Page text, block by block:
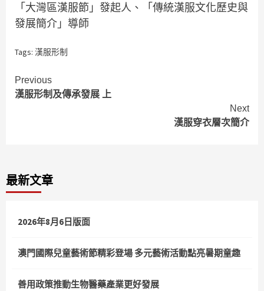
「大灣區漢服節」發起人、「傳統漢服文化歷史與
發展簡介」導師
Tags: 漢服形制
Continue
Reading
Previous
漢服形制及傳承發展 上
Next
漢服穿衣層次簡介
最新文章
2026年8月6日版面
澳門國際兒童藝術節精彩登場 多元藝術活動點亮暑期童趣
善用政策推動生物醫藥產業更好發展